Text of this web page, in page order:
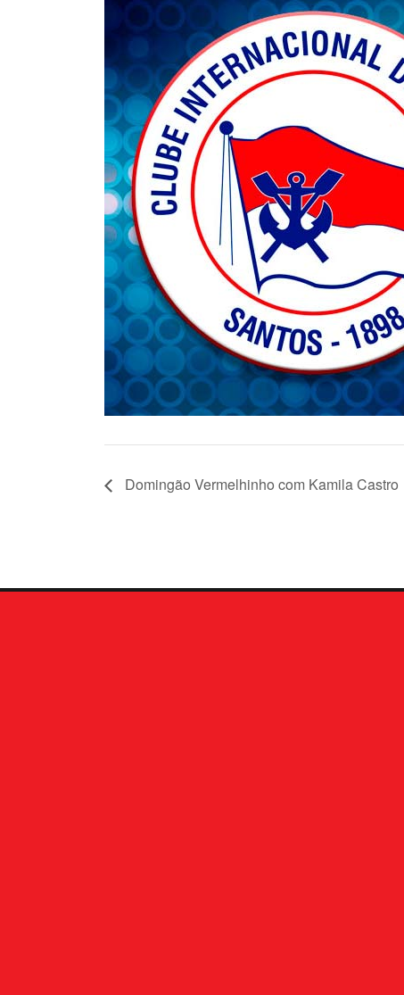
Domingão Vermelhinho com Kamila Castro